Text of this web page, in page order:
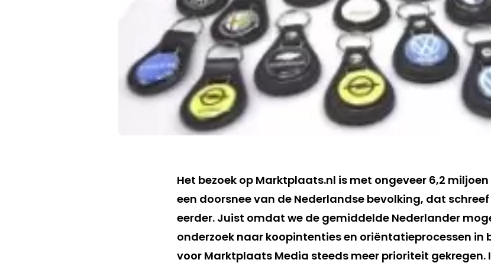
Het bezoek op Marktplaats.nl is met ongeveer 6,2
een doorsnee van de Nederlandse bevolking, dat schreef
eerder. Juist omdat we de gemiddelde Nederlander
onderzoek naar koopintenties en oriëntatieprocessen in
voor Marktplaats Media steeds meer prioriteit gekregen.